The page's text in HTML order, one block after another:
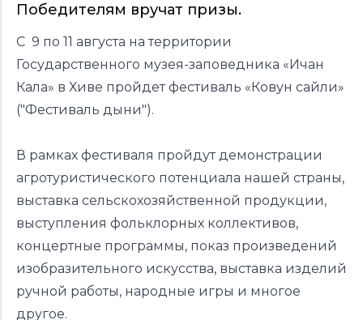
Победителям вручат призы.
С 9 по 11 августа на территории
Государственного музея-заповедника «Ичан
Кала» в Хиве пройдет фестиваль «Ковун сайли»
("Фестиваль дыни").
В рамках фестиваля пройдут демонстрации
агротуристического потенциала нашей страны,
выставка сельскохозяйственной продукции,
выступления фольклорных коллективов,
концертные программы, показ произведений
изобразительного искусства, выставка изделий
ручной работы, народные игры и многое
другое.